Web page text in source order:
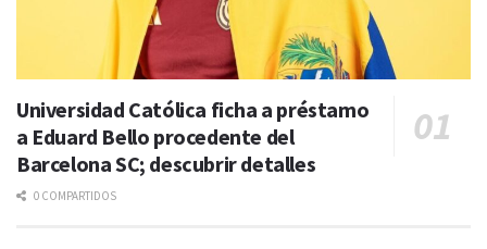
Universidad Católica ficha a préstamo
a Eduard Bello procedente del
Barcelona SC; descubrir detalles
0 COMPARTIDOS